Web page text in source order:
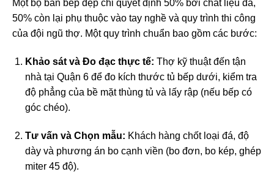
Một bộ bàn bếp đẹp chỉ quyết định 50% bởi chất liệu đá,
50% còn lại phụ thuộc vào tay nghề và quy trình thi công
của đội ngũ thợ. Một quy trình chuẩn bao gồm các bước:
Khảo sát và Đo đạc thực tế: Thợ kỹ thuật đến tận
nhà tại Quận 6 để đo kích thước tủ bếp dưới, kiểm tra
độ phẳng của bề mặt thùng tủ và lấy rập (nếu bếp có
góc chéo).
Tư vấn và Chọn mẫu: Khách hàng chốt loại đá, độ
dày và phương án bo cạnh viền (bo đơn, bo kép, ghép
miter 45 độ).